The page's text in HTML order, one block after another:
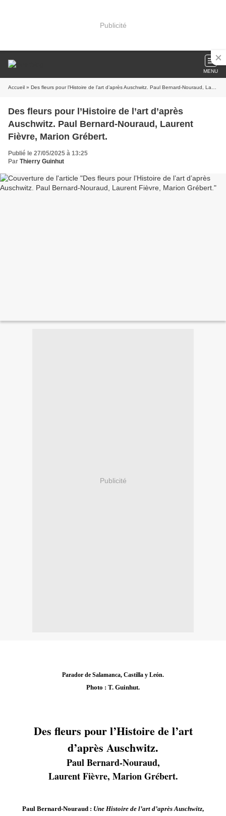
Publicité
MENU
Accueil » Des fleurs pour l’Histoire de l’art d’après Auschwitz. Paul Bernard-Nouraud, Laurent Fièvre, Marion Grébert.
Des fleurs pour l’Histoire de l’art d’après
Auschwitz. Paul Bernard-Nouraud, Laurent
Fièvre, Marion Grébert.
Publié le 27/05/2025 à 13:25
Par Thierry Guinhut
Publicité
Parador de Salamanca, Castilla y León.
Photo : T. Guinhut.
Des fleurs pour l’Histoire de l’art
d’après Auschwitz.
Paul Bernard-Nouraud,
Laurent Fièvre, Marion Grébert.
Paul Bernard-Nouraud : Une Histoire de l’art d’après Auschwitz,